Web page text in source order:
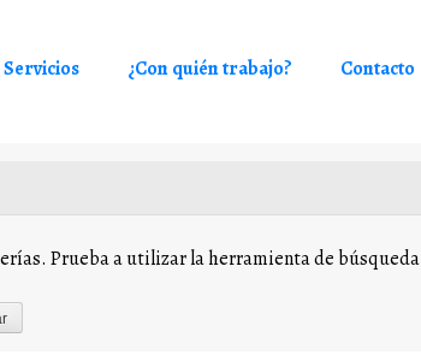
Servicios ¿Con quién trabajo? Contacto
Prueba a utilizar la herramienta de búsqueda